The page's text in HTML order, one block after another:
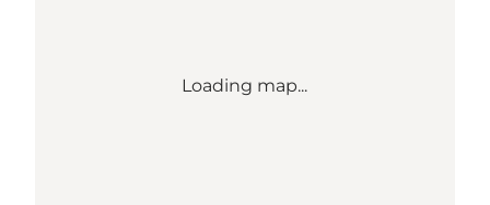
Loading map...